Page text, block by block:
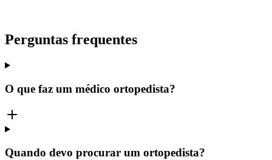
Perguntas frequentes
O que faz um médico ortopedista?
Quando devo procurar um ortopedista?